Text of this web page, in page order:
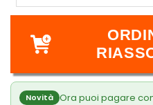
Novità Ora puoi pagare